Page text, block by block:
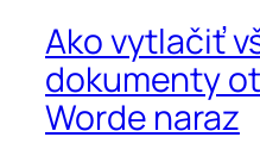
Ako vytlačiť
dokumenty
Worde naraz